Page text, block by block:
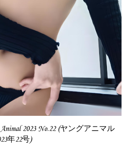
2023 No.22 (ヤングアニマル
年22号)